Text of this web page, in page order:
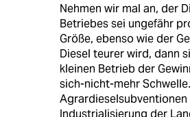
Nehmen wir mal an, der
Betriebes sei ungefähr
Größe, ebenso wie der
Diesel teurer wird, dann
kleinen Betrieb der
sich-nicht-mehr
Industrialisierung der